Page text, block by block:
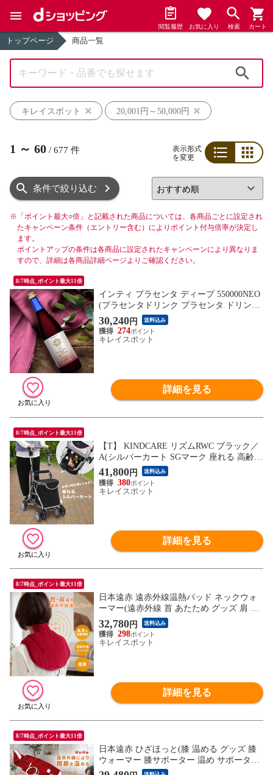
閲覧履歴 お気に入り 検索 カート
トップページ 商品一覧
キレイスポット
20,001円～50,000円
1 ～ 60 / 677 件
表示形式
を変更
条件で絞り込む
※ 「ポイント最大○倍」と記載された商品については、各商品ごとに設定され
たキャンペーン条件（エントリー含む）によりポイント付与倍率が決定し
ます。
ポイントアップの条件は各商品に設定されたキャンペーンにより異なりま
すので、詳細は各商品詳細ページよりご確認ください。
8/7時点_ポイント最大11倍
インティ プラセンタ ディープ 550000NEO
(プラセンタドリンク プラセンタ ドリンク
飲料 美容ドリンク 健康ドリンク 美容飲料
健康飲料 豚プラセンタ 馬プラセンタ ブタ
プラセンタ ウマプラセンタ 美容 健康 女性
30,240円 送料込み
274
キレイスポット
詳細を見る
8/7時点_ポイント最大11倍
【T】 KINDCARE リズムRWC ブラック／
A(シルバーカート SGマーク 座れる 高齢者
おしゃれ 手押し 折りたたみ 買い物 カー
ト)
41,800円 送料込み
380
キレイスポット
詳細を見る
8/7時点_ポイント最大11倍
日本遠赤 遠赤外線温熱パッド ネックウォ
ーマー(遠赤外線 首 あたため グッズ 肩 男
女兼用 肩まで あったか 室内 電熱 冬)
32,780円 送料込み
298
キレイスポット
詳細を見る
8/7時点_ポイント最大11倍
日本遠赤 ひざほっと(膝 温める グッズ 膝
ウォーマー 膝サポーター 温め サポーター
足 温熱器 遠赤外線 温活 温感 ひざ)